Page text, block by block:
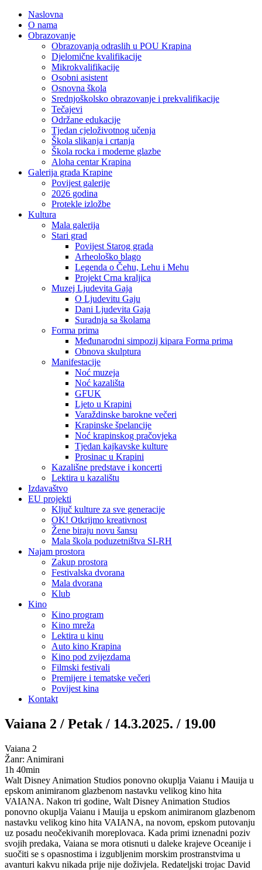
Naslovna
O nama
Obrazovanje
Obrazovanja odraslih u POU Krapina
Djelomične kvalifikacije
Mikrokvalifikacije
Osobni asistent
Osnovna škola
Srednjoškolsko obrazovanje i prekvalifikacije
Tečajevi
Održane edukacije
Tjedan cjeloživotnog učenja
Škola slikanja i crtanja
Škola rocka i moderne glazbe
Aloha centar Krapina
Galerija grada Krapine
Povijest galerije
2026 godina
Protekle izložbe
Kultura
Mala galerija
Stari grad
Povijest Starog grada
Arheološko blago
Legenda o Čehu, Lehu i Mehu
Projekt Crna kraljica
Muzej Ljudevita Gaja
O Ljudevitu Gaju
Dani Ljudevita Gaja
Suradnja sa školama
Forma prima
Međunarodni simpozij kipara Forma prima
Obnova skulptura
Manifestacije
Noć muzeja
Noć kazališta
GFUK
Ljeto u Krapini
Varaždinske barokne večeri
Krapinske špelancije
Noć krapinskog pračovjeka
Tjedan kajkavske kulture
Prosinac u Krapini
Kazališne predstave i koncerti
Lektira u kazalištu
Izdavaštvo
EU projekti
Ključ kulture za sve generacije
OK! Otkrijmo kreativnost
Žene biraju novu šansu
Mala škola poduzetništva SI-RH
Najam prostora
Zakup prostora
Festivalska dvorana
Mala dvorana
Klub
Kino
Kino program
Kino mreža
Lektira u kinu
Auto kino Krapina
Kino pod zvijezdama
Filmski festivali
Premijere i tematske večeri
Povijest kina
Kontakt
Vaiana 2 / Petak / 14.3.2025. / 19.00
Vaiana 2
Žanr: Animirani
1h 40min
Walt Disney Animation Studios ponovno okuplja Vaianu i Mauija u
epskom animiranom glazbenom nastavku velikog kino hita
VAIANA. Nakon tri godine, Walt Disney Animation Studios
ponovno okuplja Vaianu i Mauija u epskom animiranom glazbenom
nastavku velikog kino hita VAIANA, na novom, epskom putovanju
uz posadu neočekivanih moreplovaca. Kada primi iznenadni poziv
svojih predaka, Vaiana se mora otisnuti u daleke krajeve Oceanije i
suočiti se s opasnostima i izgubljenim morskim prostranstvima u
avanturi kakvu nikada prije nije doživjela. Redateljski trojac David